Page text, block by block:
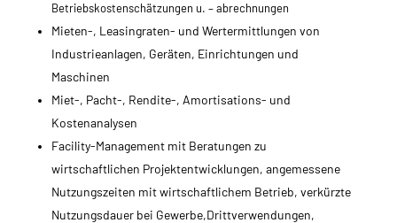
Betriebskostenschätzungen u. – abrechnungen
Mieten-, Leasingraten- und Wertermittlungen von
Industrieanlagen, Geräten, Einrichtungen und
Maschinen
Miet-, Pacht-, Rendite-, Amortisations- und
Kostenanalysen
Facility-Management mit Beratungen zu
wirtschaftlichen Projektentwicklungen, angemessene
Nutzungszeiten mit wirtschaftlichem Betrieb, verkürzte
Nutzungsdauer bei Gewerbe,Drittverwendungen,